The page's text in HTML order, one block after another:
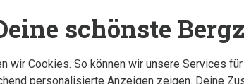
sparst 53% Du sparst 10%
schönste
wir Cookies. So können wir unsere Services
personalisierte Anzeigen zeigen. Deine